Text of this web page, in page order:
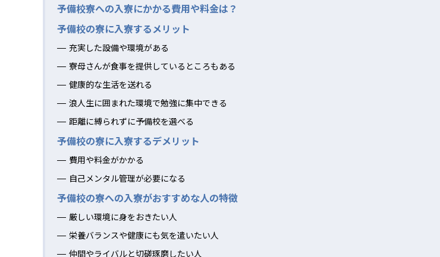
予備校寮への入寮にかかる費用や料金は？
予備校の寮に入寮するメリット
充実した設備や環境がある
寮母さんが食事を提供しているところもある
健康的な生活を送れる
浪人生に囲まれた環境で勉強に集中できる
距離に縛られずに予備校を選べる
予備校の寮に入寮するデメリット
費用や料金がかかる
自己メンタル管理が必要になる
予備校の寮への入寮がおすすめな人の特徴
厳しい環境に身をおきたい人
栄養バランスや健康にも気を遣いたい人
仲間やライバルと切磋琢磨したい人